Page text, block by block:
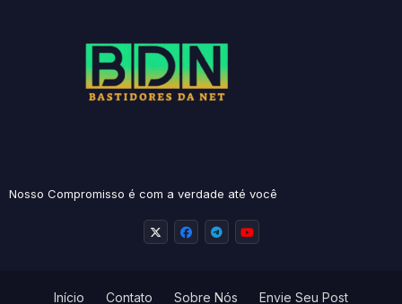
Nosso Compromisso é com a verdade até você
Início Contato Sobre Nós Envie Seu Post